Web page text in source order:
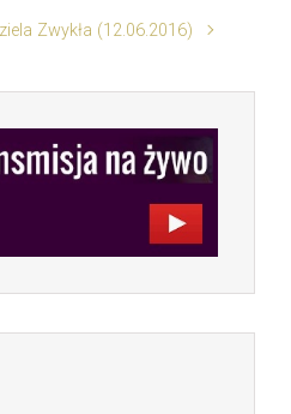
Zwykła (12.06.2016)